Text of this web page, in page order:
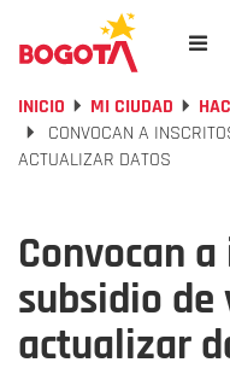
INICIO MI CIUDAD
CONVOCAN A
ACTUALIZAR DATOS
Convocan
subsidio de
actualizar